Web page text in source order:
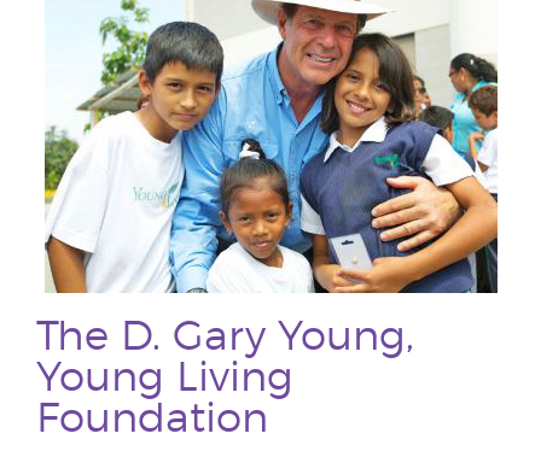
The D. Gary Young,
Young Living
Foundation